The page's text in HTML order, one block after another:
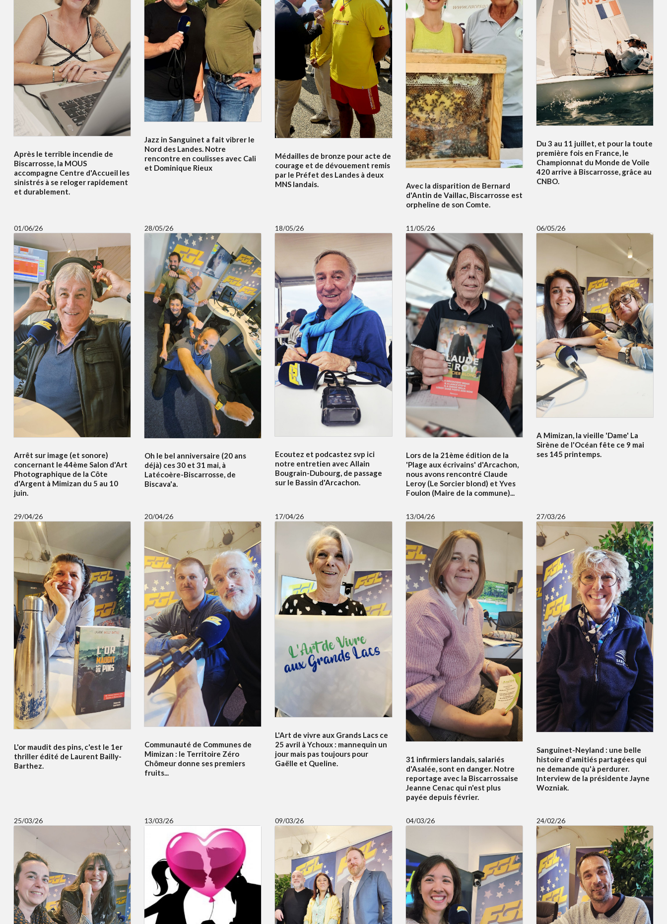
Après le terrible incendie de
Biscarrosse, la MOUS
accompagne Centre d'Accueil les
sinistrés à se reloger rapidement
et durablement.
Jazz in Sanguinet a fait vibrer le
Nord des Landes. Notre
rencontre en coulisses avec Cali
et Dominique Rieux
Médailles de bronze pour acte de
courage et de dévouement remis
par le Préfet des Landes à deux
MNS landais.
Avec la disparition de Bernard
d'Antin de Vaillac, Biscarrosse est
orpheline de son Comte.
Du 3 au 11 juillet, et pour la toute
première fois en France, le
Championnat du Monde de Voile
420 arrive à Biscarrosse, grâce au
CNBO.
01/06/26
Arrêt sur image (et sonore)
concernant le 44ème Salon d'Art
Photographique de la Côte
d'Argent à Mimizan du 5 au 10
juin.
28/05/26
Oh le bel anniversaire (20 ans
déjà) ces 30 et 31 mai, à
Latécoère-Biscarrosse, de
Biscava'a.
18/05/26
Ecoutez et podcastez svp ici
notre entretien avec Allain
Bougrain-Dubourg, de passage
sur le Bassin d'Arcachon.
11/05/26
Lors de la 21ème édition de la
'Plage aux écrivains' d'Arcachon,
nous avons rencontré Claude
Leroy (Le Sorcier blond) et Yves
Foulon (Maire de la commune)...
06/05/26
A Mimizan, la vieille 'Dame' La
Sirène de l'Océan fête ce 9 mai
ses 145 printemps.
29/04/26
L'or maudit des pins, c'est le 1er
thriller édité de Laurent Bailly-
Barthez.
20/04/26
Communauté de Communes de
Mimizan : le Territoire Zéro
Chômeur donne ses premiers
fruits...
17/04/26
L'Art de vivre aux Grands Lacs ce
25 avril à Ychoux : mannequin un
jour mais pas toujours pour
Gaëlle et Queline.
13/04/26
31 infirmiers landais, salariés
d'Asalée, sont en danger. Notre
reportage avec la Biscarrossaise
Jeanne Cenac qui n'est plus
payée depuis février.
27/03/26
Sanguinet-Neyland : une belle
histoire d'amitiés partagées qui
ne demande qu'à perdurer.
Interview de la présidente Jayne
Wozniak.
25/03/26 13/03/26 09/03/26 04/03/26 24/02/26